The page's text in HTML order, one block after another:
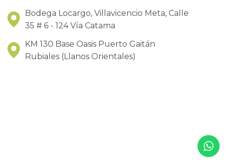
Bodega Locargo, Villavicencio Meta, Calle
35 # 6 - 124 Vía Catama
KM 130 Base Oasis Puerto Gaitán
Rubiales (Llanos Orientales)